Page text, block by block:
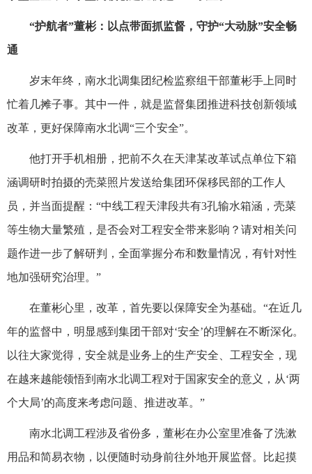
“护航者”董彬：以点带面抓监督，守护“大动脉”安全畅
通
岁末年终，南水北调集团纪检监察组干部董彬手上同时
忙着几摊子事。其中一件，就是监督集团推进科技创新领域
改革，更好保障南水北调“三个安全”。
他打开手机相册，把前不久在天津某改革试点单位下箱
涵调研时拍摄的壳菜照片发送给集团环保移民部的工作人
员，并当面提醒：“中线工程天津段共有3孔输水箱涵，壳菜
等生物大量繁殖，是否会对工程安全带来影响？请对相关问
题作进一步了解研判，全面掌握分布和数量情况，有针对性
地加强研究治理。”
在董彬心里，改革，首先要以保障安全为基础。“在近几
年的监督中，明显感到集团干部对‘安全’的理解在不断深化。
以往大家觉得，安全就是业务上的生产安全、工程安全，现
在越来越能领悟到南水北调工程对于国家安全的意义，从‘两
个大局’的高度来考虑问题、推进改革。”
南水北调工程涉及省份多，董彬在办公室里准备了洗漱
用品和简易衣物，以便随时动身前往外地开展监督。比起摸